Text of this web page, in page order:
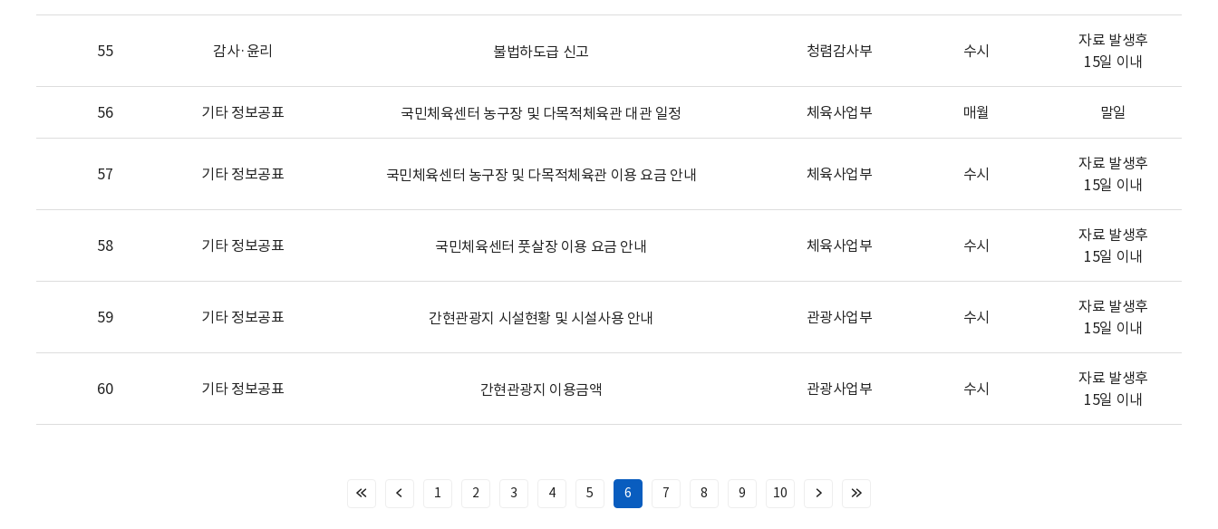
55 감사·윤리 불법하도급 신고 청렴감사부 수시
자료 발생후
15일 이내
56 기타 정보공표 국민체육센터 농구장 및 다목적체육관 대관 일정 체육사업부 매월 말일
57 기타 정보공표 국민체육센터 농구장 및 다목적체육관 이용 요금 안내 체육사업부 수시
자료 발생후
15일 이내
58 기타 정보공표 국민체육센터 풋살장 이용 요금 안내 체육사업부 수시
자료 발생후
15일 이내
59 기타 정보공표 간현관광지 시설현황 및 시설사용 안내 관광사업부 수시
자료 발생후
15일 이내
60 기타 정보공표 간현관광지 이용금액 관광사업부 수시
자료 발생후
15일 이내
처
이
1 2 3 4 5 6 7 8 9 10
다
마